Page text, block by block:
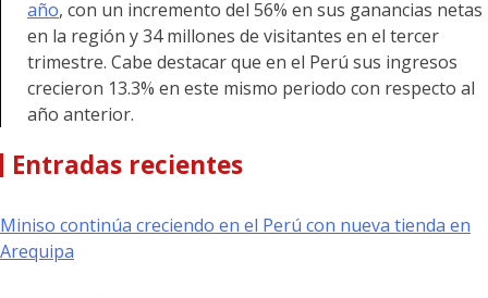
año, con un incremento del 56% en sus ganancias netas
en la región y 34 millones de visitantes en el tercer
trimestre. Cabe destacar que en el Perú sus ingresos
crecieron 13.3% en este mismo periodo con respecto al
año anterior.
Entradas recientes
Miniso continúa creciendo en el Perú con nueva tienda en
Arequipa